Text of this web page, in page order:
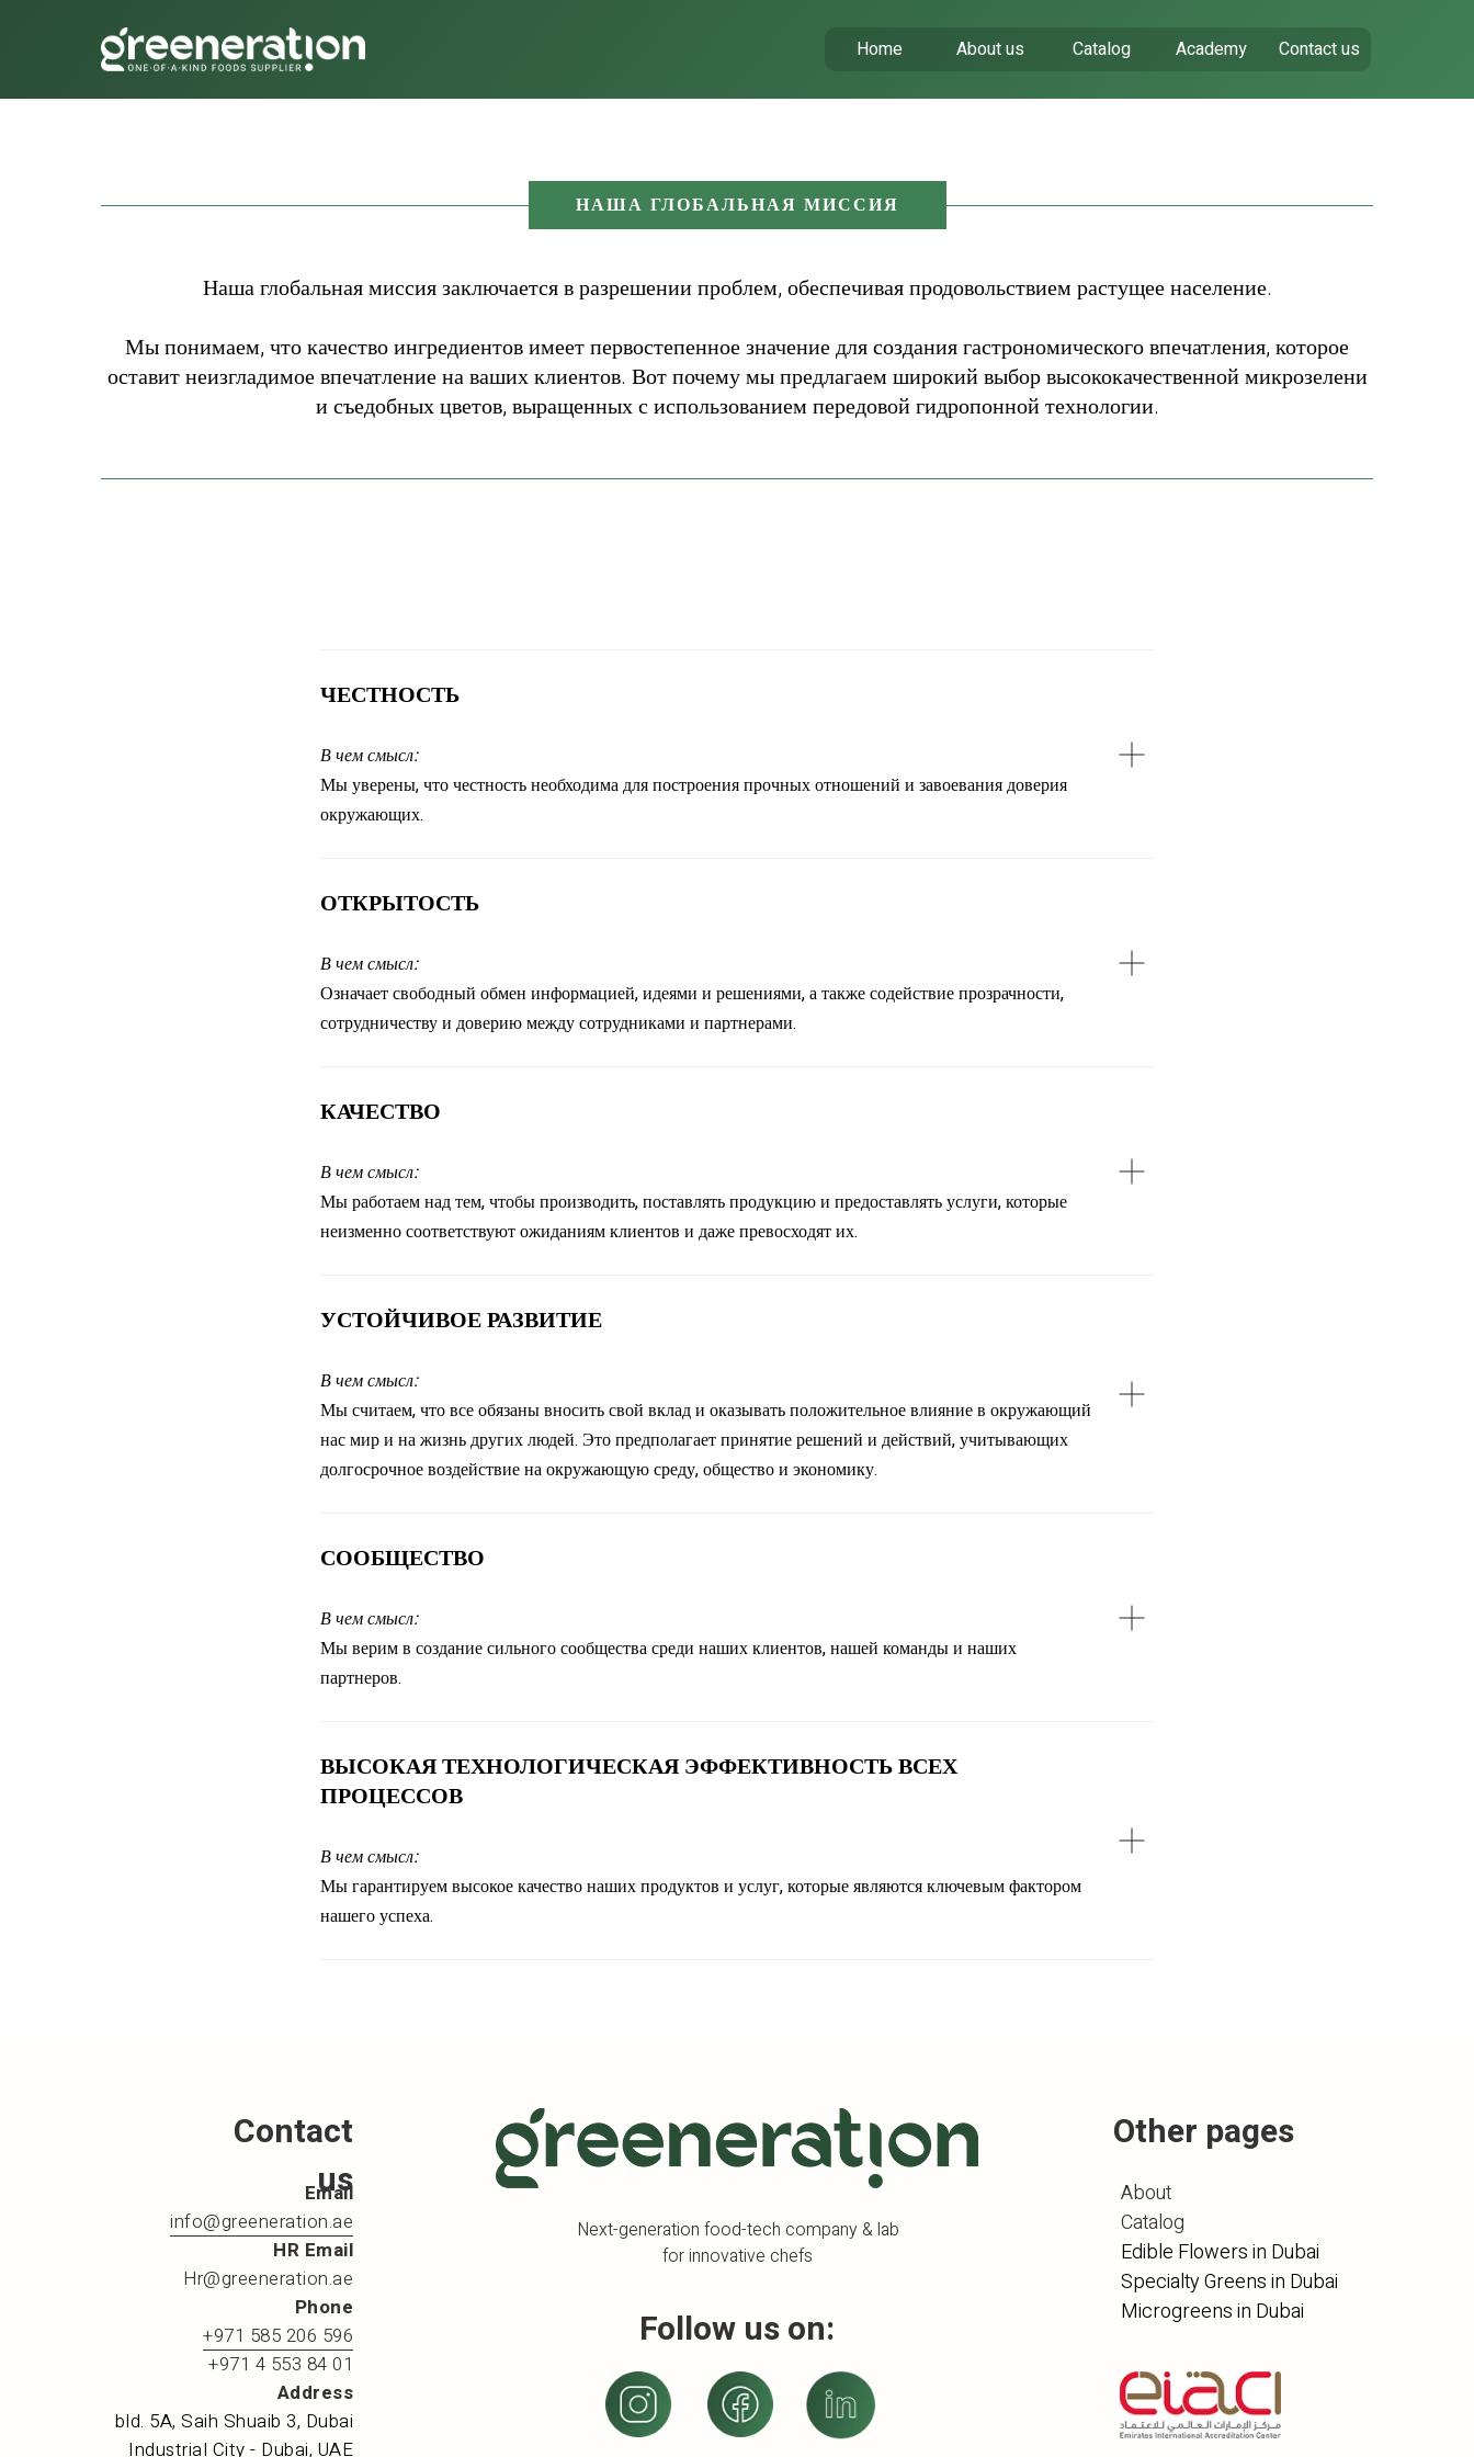
Contact us
Catalog
About us
Home Academy
НАША ГЛОБАЛЬНАЯ МИССИЯ
Наша глобальная миссия заключается в разрешении проблем, обеспечивая продовольствием растущее население.
Мы понимаем, что качество ингредиентов имеет первостепенное значение для создания гастрономического впечатления, которое
оставит неизгладимое впечатление на ваших клиентов. Вот почему мы предлагаем широкий выбор высококачественной микрозелени
и съедобных цветов, выращенных с использованием передовой гидропонной технологии.
ЧЕСТНОСТЬ
В чем смысл:
Мы уверены, что честность необходима для построения прочных отношений и завоевания доверия
окружающих.
ОТКРЫТОСТЬ
В чем смысл:
Означает свободный обмен информацией, идеями и решениями, а также содействие прозрачности,
сотрудничеству и доверию между сотрудниками и партнерами.
КАЧЕСТВО
В чем смысл:
Мы работаем над тем, чтобы производить, поставлять продукцию и предоставлять услуги, которые
неизменно соответствуют ожиданиям клиентов и даже превосходят их.
УСТОЙЧИВОЕ РАЗВИТИЕ
В чем смысл:
Мы считаем, что все обязаны вносить свой вклад и оказывать положительное влияние в окружающий
нас мир и на жизнь других людей. Это предполагает принятие решений и действий, учитывающих
долгосрочное воздействие на окружающую среду, общество и экономику.
СООБЩЕСТВО
В чем смысл:
Мы верим в создание сильного сообщества среди наших клиентов, нашей команды и наших
партнеров.
ВЫСОКАЯ ТЕХНОЛОГИЧЕСКАЯ ЭФФЕКТИВНОСТЬ ВСЕХ
ПРОЦЕССОВ
В чем смысл:
Мы гарантируем высокое качество наших продуктов и услуг, которые являются ключевым фактором
нашего успеха.
Contact
us
Follow us on:
Other pages
Next-generation food-tech company & lab
for innovative chefs
Email
info@greeneration.ae
HR Email
Hr@greeneration.ae
Phone
+971 585 206 596
+971 4 553 84 01
Address
bld. 5A, Saih Shuaib 3, Dubai
Industrial City - Dubai, UAE
About
Catalog
Edible Flowers in Dubai
Specialty Greens in Dubai
Microgreens in Dubai